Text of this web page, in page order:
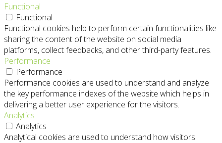
Functional
Functional
Functional cookies help to perform certain functionalities like
sharing the content of the website on social media
platforms, collect feedbacks, and other third-party features.
Performance
Performance
Performance cookies are used to understand and analyze
the key performance indexes of the website which helps in
delivering a better user experience for the visitors.
Analytics
Analytics
Analytical cookies are used to understand how visitors